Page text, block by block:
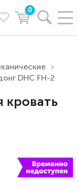
0
DHC FH-2
кровать